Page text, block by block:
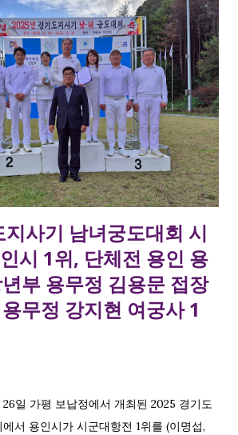
사기 남녀궁도대회 시
시 1위, 단체전 용인 용
부 용무정 김용문 접장
무정 강지현 여궁사 1
일 가평 보납정에서 개최된 2025 경기도
서 용인시가 시군대항전 1위를 (이명섭,